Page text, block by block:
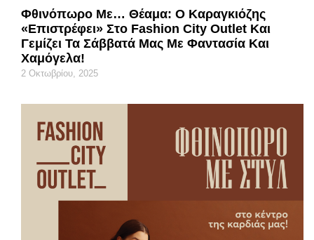
Φθινόπωρο Με… Θέαμα: Ο Καραγκιόζης
«επιστρέφει» Στο Fashion City Outlet Και
Γεμίζει Τα Σάββατά Μας Με Φαντασία Και
Χαμόγελα!
2 Οκτωβρίου, 2025